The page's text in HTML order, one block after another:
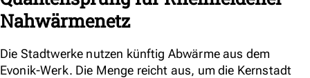
Nahwärmenetz
Die Stadtwerke nutzen künftig Abwärme aus dem
Evonik-Werk. Die Menge reicht aus, um die Kernstadt